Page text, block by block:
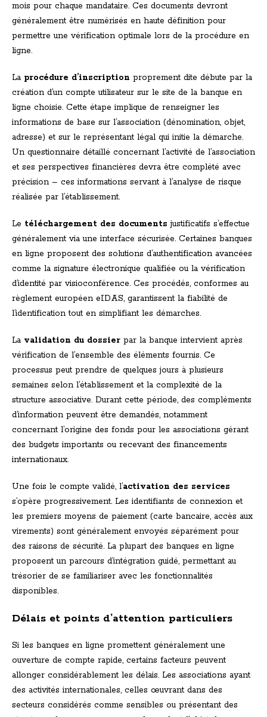
mois pour chaque mandataire. Ces documents devront
généralement être numérisés en haute définition pour
permettre une vérification optimale lors de la procédure en
ligne.
La procédure d’inscription proprement dite débute par la
création d’un compte utilisateur sur le site de la banque en
ligne choisie. Cette étape implique de renseigner les
informations de base sur l’association (dénomination, objet,
adresse) et sur le représentant légal qui initie la démarche.
Un questionnaire détaillé concernant l’activité de l’association
et ses perspectives financières devra être complété avec
précision – ces informations servant à l’analyse de risque
réalisée par l’établissement.
Le téléchargement des documents justificatifs s’effectue
généralement via une interface sécurisée. Certaines banques
en ligne proposent des solutions d’authentification avancées
comme la signature électronique qualifiée ou la vérification
d’identité par visioconférence. Ces procédés, conformes au
règlement européen eIDAS, garantissent la fiabilité de
l’identification tout en simplifiant les démarches.
La validation du dossier par la banque intervient après
vérification de l’ensemble des éléments fournis. Ce
processus peut prendre de quelques jours à plusieurs
semaines selon l’établissement et la complexité de la
structure associative. Durant cette période, des compléments
d’information peuvent être demandés, notamment
concernant l’origine des fonds pour les associations gérant
des budgets importants ou recevant des financements
internationaux.
Une fois le compte validé, l’activation des services
s’opère progressivement. Les identifiants de connexion et
les premiers moyens de paiement (carte bancaire, accès aux
virements) sont généralement envoyés séparément pour
des raisons de sécurité. La plupart des banques en ligne
proposent un parcours d’intégration guidé, permettant au
trésorier de se familiariser avec les fonctionnalités
disponibles.
Délais et points d’attention particuliers
Si les banques en ligne promettent généralement une
ouverture de compte rapide, certains facteurs peuvent
allonger considérablement les délais. Les associations ayant
des activités internationales, celles œuvrant dans des
secteurs considérés comme sensibles ou présentant des